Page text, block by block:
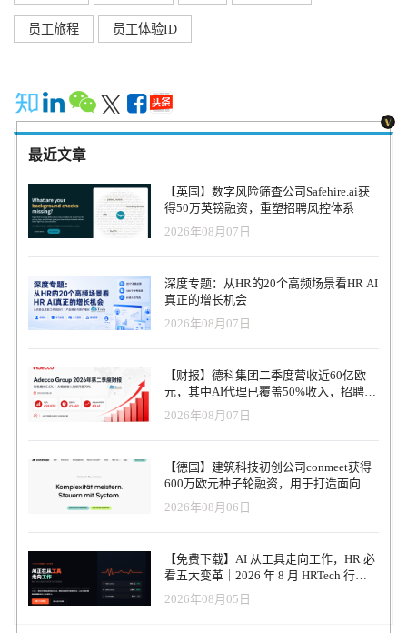
员工旅程 员工体验ID
最近文章
【英国】数字风险筛查公司Safehire.ai获
得50万英镑融资，重塑招聘风控体系
2026年08月07日
深度专题：从HR的20个高频场景看HR AI
真正的增长机会
2026年08月07日
【财报】德科集团二季度营收近60亿欧
元，其中AI代理已覆盖50%收入，招聘服
务进入运营重构阶段
2026年08月07日
【德国】建筑科技初创公司conmeet获得
600万欧元种子轮融资，用于打造面向贸
易和建筑行业的AI操作系统
2026年08月06日
【免费下载】AI 从工具走向工作，HR 必
看五大变革｜2026 年 8 月 HRTech 行业
观察报告
2026年08月05日